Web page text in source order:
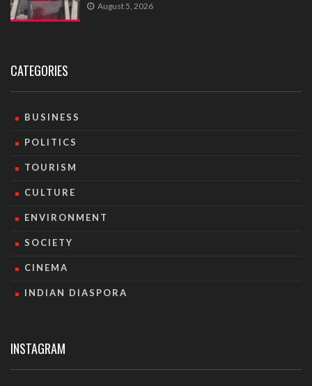
August 5, 2026
CATEGORIES
BUSINESS
POLITICS
TOURISM
CULTURE
ENVIRONMENT
SOCIETY
CINEMA
INDIAN DIASPORA
INSTAGRAM